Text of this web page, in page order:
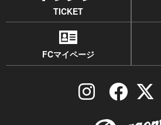
TICKET
FCマイページ